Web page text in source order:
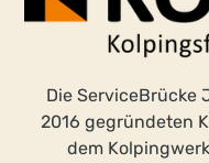
Die ServiceBrücke
2016 gegründeten
dem